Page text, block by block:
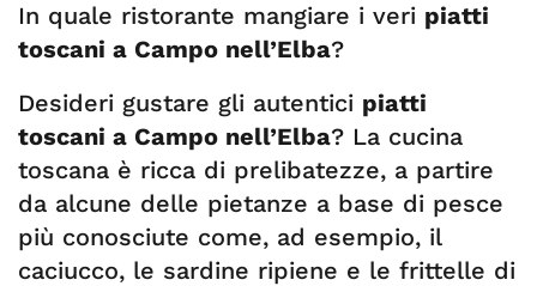
In quale ristorante mangiare i veri piatti
toscani a Campo nell’Elba?
Desideri gustare gli autentici piatti
toscani a Campo nell’Elba? La cucina
toscana è ricca di prelibatezze, a partire
da alcune delle pietanze a base di pesce
più conosciute come, ad esempio, il
caciucco, le sardine ripiene e le frittelle di